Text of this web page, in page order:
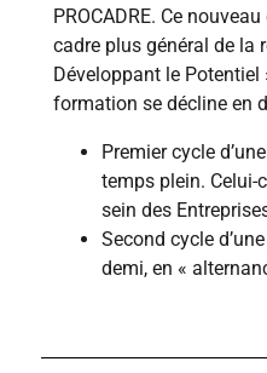
PROCADRE. Ce
cadre plus général de la
Développant le Potentiel
formation se décline en
Premier cycle
temps plein. Celui-
sein des
Second cycle
demi, en «